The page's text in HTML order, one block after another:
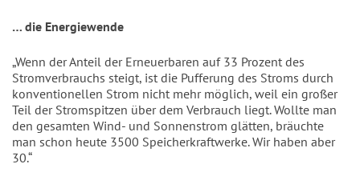
… die Energiewende
„Wenn der Anteil der Erneuerbaren auf 33 Prozent des
Stromverbrauchs steigt, ist die Pufferung des Stroms durch
konventionellen Strom nicht mehr möglich, weil ein großer
Teil der Stromspitzen über dem Verbrauch liegt. Wollte man
den gesamten Wind- und Sonnenstrom glätten, bräuchte
man schon heute 3500 Speicherkraftwerke. Wir haben aber
30.“